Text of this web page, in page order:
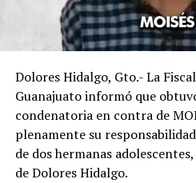
Dolores Hidalgo, Gto.- La
Guanajuato informó que
condenatoria en contra de
plenamente su
de dos hermanas
de Dolores Hidalgo.